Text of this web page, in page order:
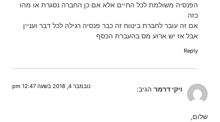
הפנסיה משולמת לכל החיים אלא אם כן החברה נסגרת או מהו
כזה
אם זה עובר לחברת ביטוח זה כבר פנסיה רגילה לכל דבר ועניין
אבל אז יש ארוע מס בהעברת הכסף
Reply
ויקי דרמר הגיב: נובמבר 4, 2018 בשעה 12:47 pm
שלום,